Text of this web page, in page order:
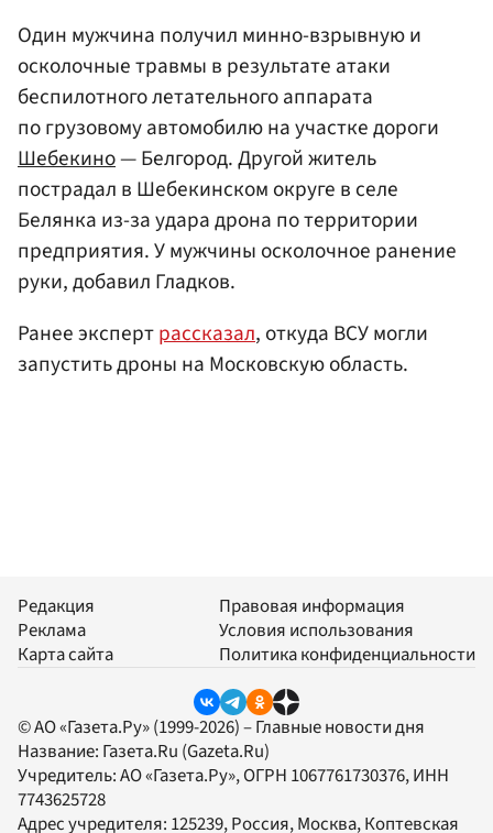
Один мужчина получил минно-взрывную и
осколочные травмы в результате атаки
беспилотного летательного аппарата
по грузовому автомобилю на участке дороги
Шебекино— Белгород. Другой житель
пострадал в Шебекинском округе в селе
Белянка из-за удара дрона по территории
предприятия. У мужчины осколочное ранение
руки, добавил Гладков.
Ранее экспертрассказал, откуда ВСУ могли
запустить дроны на Московскую область.
Редакция
Реклама
Карта сайта
Правовая информация
Условия использования
Политика конфиденциальности
© АО «Газета.Ру» (1999-2026) – Главные новости дня
Название: Газета.Ru (Gazeta.Ru)
Учредитель:АО «Газета.Ру», ОГРН 1067761730376, ИНН
7743625728
Адрес учредителя: 125239, Россия, Москва, Коптевская